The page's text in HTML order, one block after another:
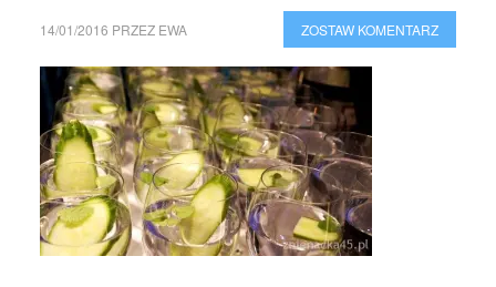
14/01/2016 PRZEZ EWA ZOSTAW KOMENTARZ